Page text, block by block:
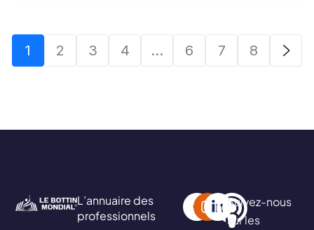
1 2 3 4 … 6 7 8
L’annuaire des
professionnels
Suivez-nous
sur les